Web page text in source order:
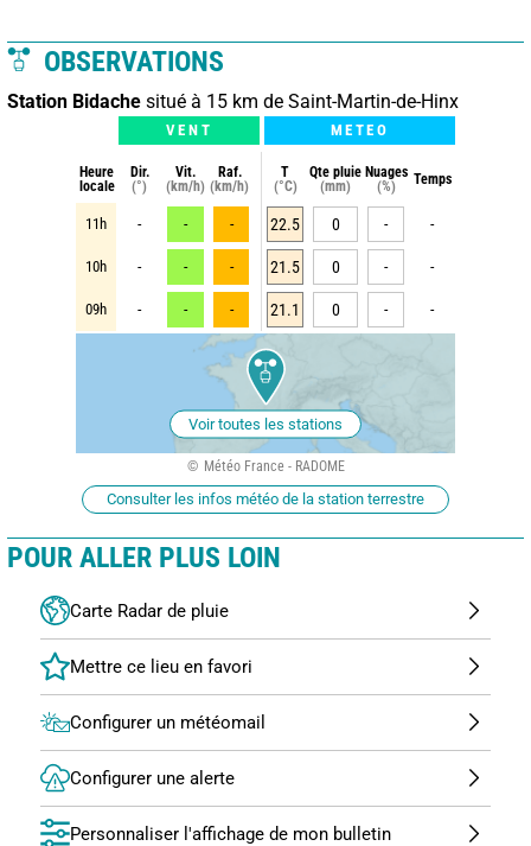
OBSERVATIONS
Station Bidache situé à 15 km de Saint-Martin-de-Hinx
VENT METEO
Heure
locale
Dir.
(°)
Vit.
(km/h)
Raf.
(km/h)
T
(°C)
Qte pluie
(mm)
Nuages
(%)
Temps
11h - - - 22.5 0 - -
10h - - - 21.5 0 - -
09h - - - 21.1 0 - -
Voir toutes les stations
Météo France - RADOME
Consulter les infos météo de la station terrestre
POUR ALLER PLUS LOIN
Carte Radar de pluie
Configurer un météomail
Configurer une alerte
Personnaliser l'affichage de mon bulletin